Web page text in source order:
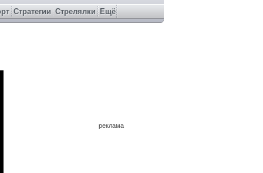
Стратегии Стрелялки Ещё
реклама